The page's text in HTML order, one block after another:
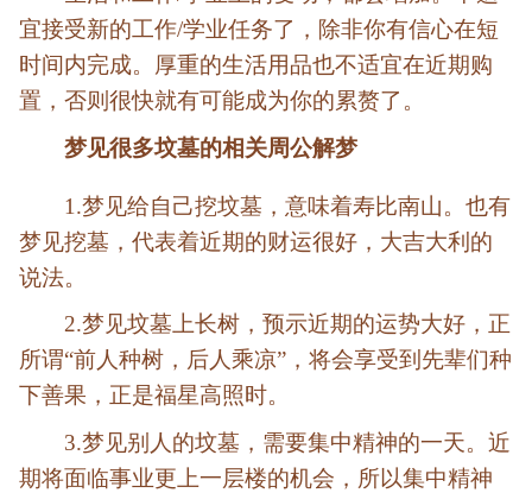
宜接受新的工作/学业任务了，除非你有信心在短
时间内完成。厚重的生活用品也不适宜在近期购
置，否则很快就有可能成为你的累赘了。
梦见很多坟墓的相关周公解梦
1.梦见给自己挖坟墓，意味着寿比南山。也有
梦见挖墓，代表着近期的财运很好，大吉大利的
说法。
2.梦见坟墓上长树，预示近期的运势大好，正
所谓“前人种树，后人乘凉”，将会享受到先辈们种
下善果，正是福星高照时。
3.梦见别人的坟墓，需要集中精神的一天。近
期将面临事业更上一层楼的机会，所以集中精神